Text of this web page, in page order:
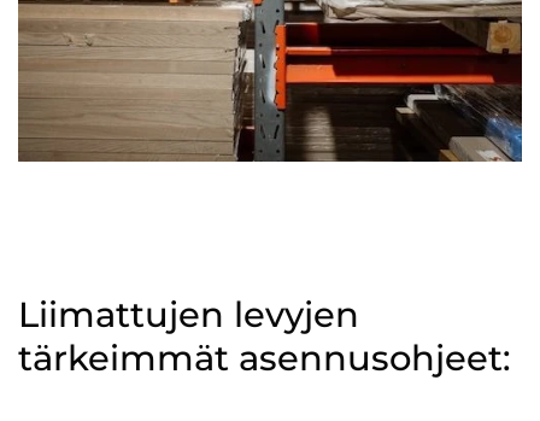
Liimattujen levyjen
tärkeimmät asennusohjeet: